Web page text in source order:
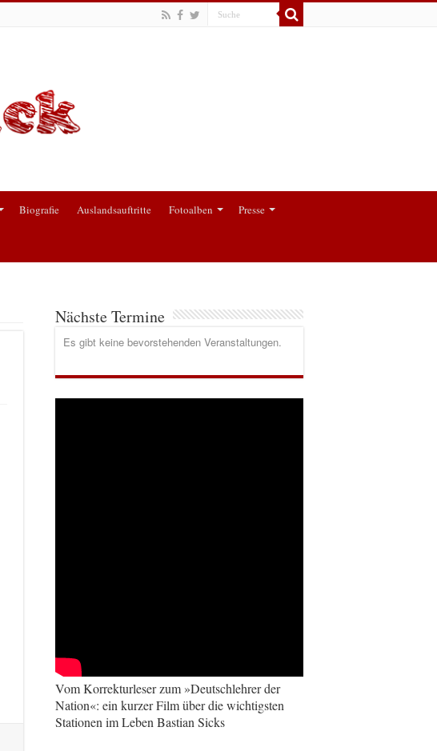
Biografie Auslandsauftritte Fotoalben Presse
Nächste Termine
Es gibt keine bevorstehenden Veranstaltungen.
Vom Korrekturleser zum »Deutschlehrer der
Nation«: ein kurzer Film über die wichtigsten
Stationen im Leben Bastian Sicks